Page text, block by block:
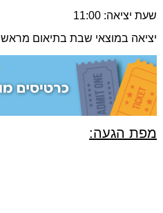
שעת יציאה: 11:00
יציאה במוצאי שבת בתיאום מראש
מפת הגעה: